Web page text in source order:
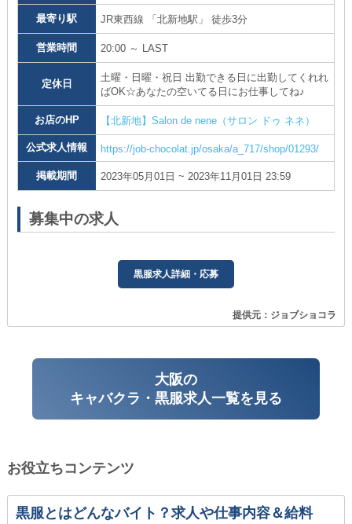
最寄り駅 JR東西線 「北新地駅」 徒歩3分
営業時間 20:00 ～ LAST
定休日
土曜・日曜・祝日 出勤できる日に出勤してくれれ
ばOK☆あなたの空いてる日にお仕事してね♪
お店のHP 【北新地】Salon de nene（サロン ドゥ ネネ）
公式求人情報 https://job-chocolat.jp/osaka/a_717/shop/01293/
掲載期間 2023年05月01日 ~ 2023年11月01日 23:59
募集中の求人
黒服求人詳細・応募
提供元：ジョブショコラ
大阪の
キャバクラ・黒服求人一覧を見る
お役立ちコンテンツ
黒服とはどんなバイト？求人や仕事内容＆給料